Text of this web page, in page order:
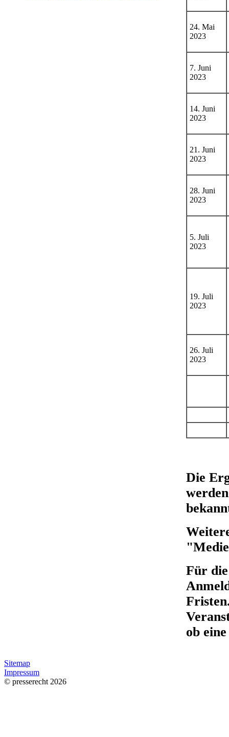
24. Mai
2023
7. Juni
2023
14. Juni
2023
21. Juni
2023
28. Juni
2023
5. Juli
2023
19. Juli
2023
26. Juli
2023
Die
Für
ob
Sitemap
Impressum
© presserecht 2026